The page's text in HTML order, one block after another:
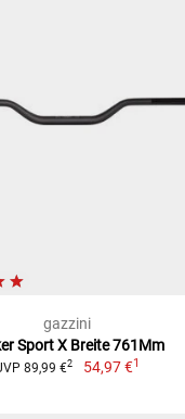
gazzini
Sport X Breite 761Mm
89,99 €2 54,97 €1